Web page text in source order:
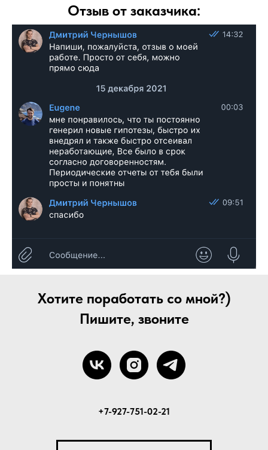
Отзыв от заказчика:
Хотите поработать со мной?)
Пишите, звоните
+7-927-751-02-21